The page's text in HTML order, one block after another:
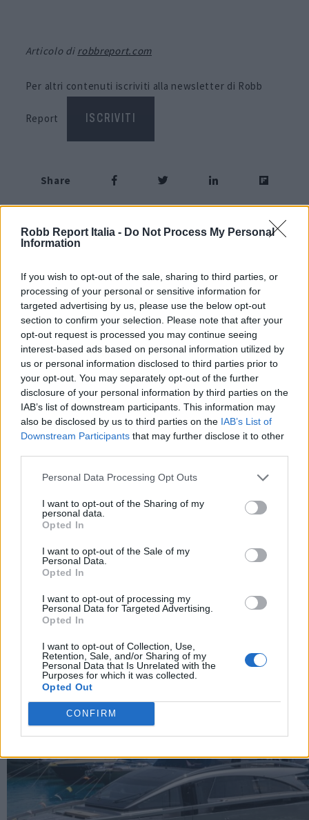
Robb Report Italia - Do Not Process My Personal
Information
If you wish to opt-out of the sale, sharing to third parties, or
processing of your personal or sensitive information for
targeted advertising by us, please use the below opt-out
section to confirm your selection. Please note that after your
opt-out request is processed you may continue seeing
interest-based ads based on personal information utilized by
us or personal information disclosed to third parties prior to
your opt-out. You may separately opt-out of the further
disclosure of your personal information by third parties on the
IAB’s list of downstream participants. This information may
also be disclosed by us to third parties on the IAB’s List of
Downstream Participants that may further disclose it to other
Personal Data Processing Opt Outs
I want to opt-out of the Sharing of my
personal data.
Opted In
I want to opt-out of the Sale of my
Personal Data.
Opted In
I want to opt-out of processing my
Personal Data for Targeted Advertising.
Opted In
I want to opt-out of Collection, Use,
Retention, Sale, and/or Sharing of my
Personal Data that Is Unrelated with the
Purposes for which it was collected.
Opted Out
CONFIRM
Articolo di robbreport.com
Per altri contenuti iscriviti alla newsletter di Robb
Report ISCRIVITI
Share
Riva 96′ Argo Super, il nuovo flybridge amplia gli
spazi e porta il mare al centro del progetto